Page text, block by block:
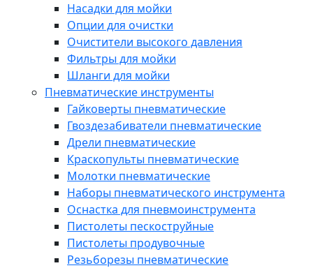
Насадки для мойки
Опции для очистки
Очистители высокого давления
Фильтры для мойки
Шланги для мойки
Пневматические инструменты
Гайковерты пневматические
Гвоздезабиватели пневматические
Дрели пневматические
Краскопульты пневматические
Молотки пневматические
Наборы пневматического инструмента
Оснастка для пневмоинструмента
Пистолеты пескоструйные
Пистолеты продувочные
Резьборезы пневматические